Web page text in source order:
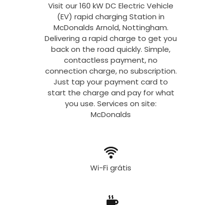
Visit our 160 kW DC Electric Vehicle
(EV) rapid charging Station in
McDonalds Arnold, Nottingham.
Delivering a rapid charge to get you
back on the road quickly. Simple,
contactless payment, no
connection charge, no subscription.
Just tap your payment card to
start the charge and pay for what
you use. Services on site:
McDonalds
Wi-Fi grátis